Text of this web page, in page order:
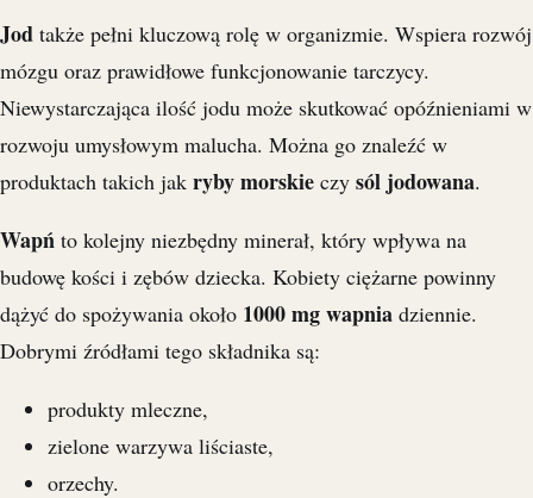
Jod także pełni kluczową rolę w organizmie. Wspiera rozwój
mózgu oraz prawidłowe funkcjonowanie tarczycy.
Niewystarczająca ilość jodu może skutkować opóźnieniami w
rozwoju umysłowym malucha. Można go znaleźć w
produktach takich jak ryby morskie czy sól jodowana.
Wapń to kolejny niezbędny minerał, który wpływa na
budowę kości i zębów dziecka. Kobiety ciężarne powinny
dążyć do spożywania około 1000 mg wapnia dziennie.
Dobrymi źródłami tego składnika są:
produkty mleczne,
zielone warzywa liściaste,
orzechy.